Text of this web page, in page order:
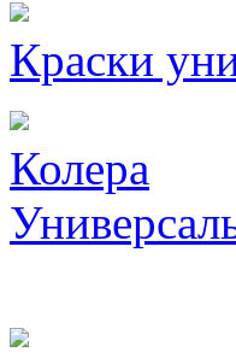
Краски
Колера